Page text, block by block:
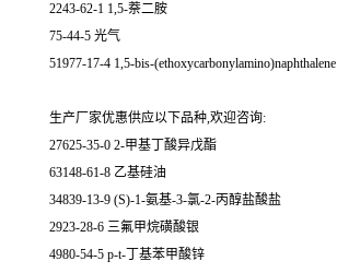
2243-62-1 1,5-萘二胺
75-44-5 光气
51977-17-4 1,5-bis-(ethoxycarbonylamino)naphthalene
生产厂家优惠供应以下品种,欢迎咨询:
27625-35-0 2-甲基丁酸异戊酯
63148-61-8 乙基硅油
34839-13-9 (S)-1-氨基-3-氯-2-丙醇盐酸盐
2923-28-6 三氟甲烷磺酸银
4980-54-5 p-t-丁基苯甲酸锌